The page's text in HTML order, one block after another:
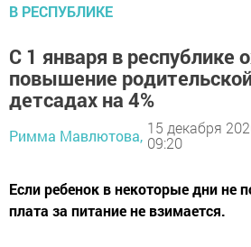
В РЕСПУБЛИКЕ
С 1 января в республике
повышение
детсадах на 4%
Римма Мавлютова, 15 декабря
09:20
Если ребенок в некоторые дни не
плата за питание не взимается.